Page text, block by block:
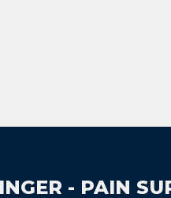
- PAIN